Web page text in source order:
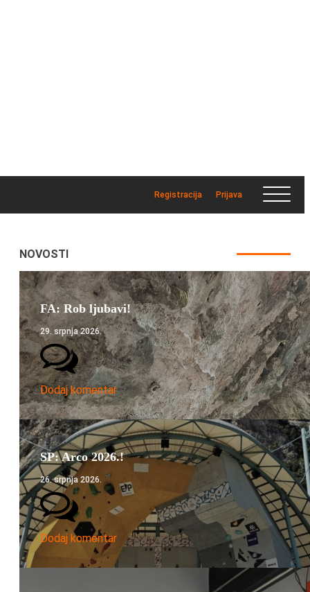
Registracija Prijava
NOVOSTI
FA: Rob ljubavi!
29. srpnja 2026.
Dodaj komentar
SP: Arco 2026.!
26. srpnja 2026.
Dodaj komentar